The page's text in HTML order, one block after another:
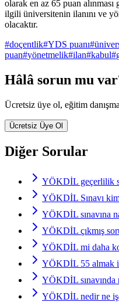
olarak en az 65 puan
ilgili üniversitenin ilanını ve
olacaktır.
#doçentlik#YDS puanı#
puan#yönetmelik#ilan#kabul#
Hâlâ sorun mu
Ücretsiz üye ol, eğitim
Ücretsiz Üye Ol
Diğer Sorular
YÖKDİL geçerlilik
YÖKDİL Sınavı
YÖKDİL sınavına
YÖKDİL çıkmış
YÖKDİL mi daha
YÖKDİL 55 almak
YÖKDİL sınavında
YÖKDİL nedir ne